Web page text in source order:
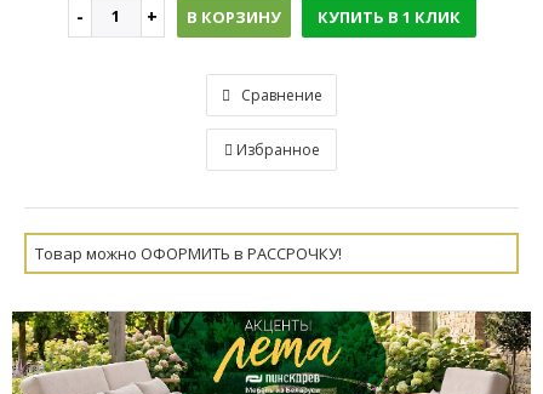
В КОРЗИНУ КУПИТЬ В 1 КЛИК
Сравнение
Избранное
Товар можно ОФОРМИТЬ в РАССРОЧКУ!